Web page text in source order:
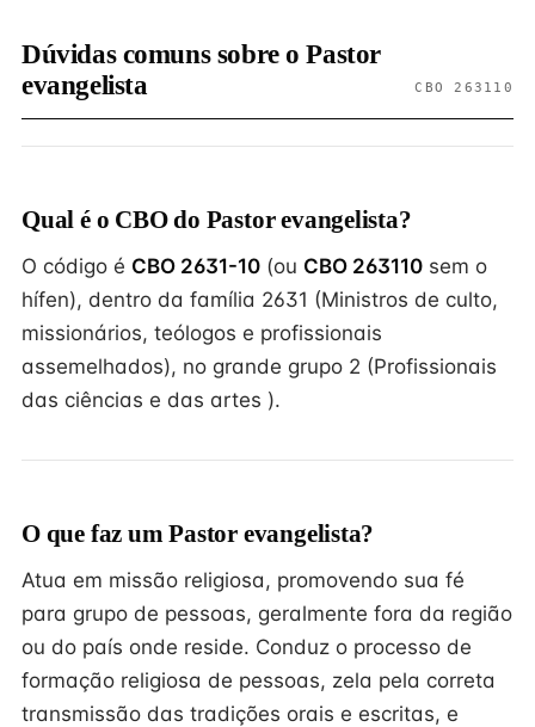
Dúvidas comuns sobre o Pastor
evangelista
CBO 263110
Qual é o CBO do Pastor evangelista?
O código é CBO 2631-10 (ou CBO 263110 sem o
hífen), dentro da família 2631 (Ministros de culto,
missionários, teólogos e profissionais
assemelhados), no grande grupo 2 (Profissionais
das ciências e das artes ).
O que faz um Pastor evangelista?
Atua em missão religiosa, promovendo sua fé
para grupo de pessoas, geralmente fora da região
ou do país onde reside. Conduz o processo de
formação religiosa de pessoas, zela pela correta
transmissão das tradições orais e escritas, e